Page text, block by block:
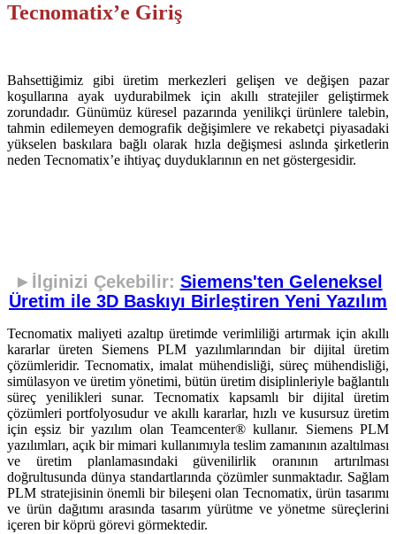
Tecnomatix’e Giriş
Bahsettiğimiz gibi üretim merkezleri gelişen ve değişen pazar
koşullarına ayak uydurabilmek için akıllı stratejiler geliştirmek
zorundadır. Günümüz küresel pazarında yenilikçi ürünlere talebin,
tahmin edilemeyen demografik değişimlere ve rekabetçi piyasadaki
yükselen baskılara bağlı olarak hızla değişmesi aslında şirketlerin
neden Tecnomatix’e ihtiyaç duyduklarının en net göstergesidir.
►İlginizi Çekebilir: Siemens'ten Geleneksel
Üretim ile 3D Baskıyı Birleştiren Yeni Yazılım
Tecnomatix maliyeti azaltıp üretimde verimliliği artırmak için akıllı
kararlar üreten Siemens PLM yazılımlarından bir dijital üretim
çözümleridir. Tecnomatix, imalat mühendisliği, süreç mühendisliği,
simülasyon ve üretim yönetimi, bütün üretim disiplinleriyle bağlantılı
süreç yenilikleri sunar. Tecnomatix kapsamlı bir dijital üretim
çözümleri portfolyosudur ve akıllı kararlar, hızlı ve kusursuz üretim
için eşsiz bir yazılım olan Teamcenter® kullanır. Siemens PLM
yazılımları, açık bir mimari kullanımıyla teslim zamanının azaltılması
ve üretim planlamasındaki güvenilirlik oranının artırılması
doğrultusunda dünya standartlarında çözümler sunmaktadır. Sağlam
PLM stratejisinin önemli bir bileşeni olan Tecnomatix, ürün tasarımı
ve ürün dağıtımı arasında tasarım yürütme ve yönetme süreçlerini
içeren bir köprü görevi görmektedir.